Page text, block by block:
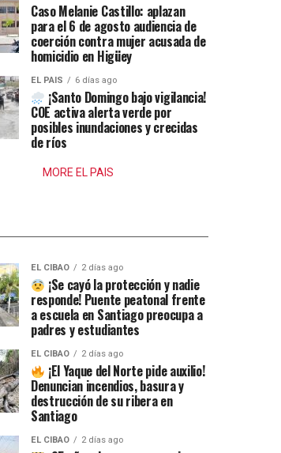
Caso Melanie Castillo: aplazan
para el 6 de agosto audiencia de
coerción contra mujer acusada de
homicidio en Higüey
EL PAIS 6 días ago
¡Santo Domingo bajo vigilancia!
COE activa alerta verde por
posibles inundaciones y crecidas
de ríos
MORE EL PAIS
EL CIBAO 2 días ago
¡Se cayó la protección y nadie
responde! Puente peatonal frente
a escuela en Santiago preocupa a
padres y estudiantes
EL CIBAO 2 días ago
¡El Yaque del Norte pide auxilio!
Denuncian incendios, basura y
destrucción de su ribera en
Santiago
EL CIBAO 2 días ago